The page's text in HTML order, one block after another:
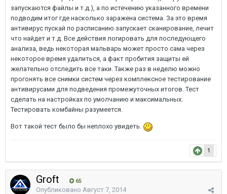
запускаются файлы и т.д.), а по истечению указанного времени
подводим итог где насколько заражена система. За это время
антивирус пускай по расписанию запускает сканирование, лечит
что найдет и т.д. Все действия логировать для последующего
анализа, ведь некоторая мальварь может просто сама через
некоторое время удалиться, а факт пробития защиты ей
желательно отследить все таки. Также раз в неделю можно
прогонять все снимки систем через комплексное тестирование
антивирусами для подведения промежуточных итогов. Тест
сделать на настройках по умолчанию и максимальных.
Тестировать комбайны разумеется.
Вот такой тест было бы неплохо увидеть.
1
Groft 65
Опубликовано Август 7, 2014